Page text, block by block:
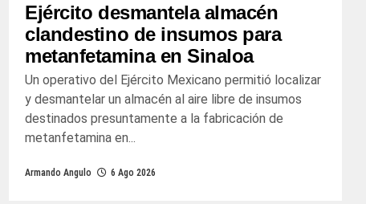
Ejército desmantela almacén
clandestino de insumos para
metanfetamina en Sinaloa
Un operativo del Ejército Mexicano permitió localizar
y desmantelar un almacén al aire libre de insumos
destinados presuntamente a la fabricación de
metanfetamina en...
Armando Angulo 6 Ago 2026